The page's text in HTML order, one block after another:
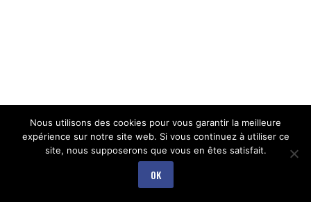
Nous utilisons des cookies pour vous garantir la meilleure
expérience sur notre site web. Si vous continuez à utiliser ce
site, nous supposerons que vous en êtes satisfait.
OK